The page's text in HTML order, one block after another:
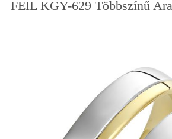
FEIL KGY-629 Többszínű